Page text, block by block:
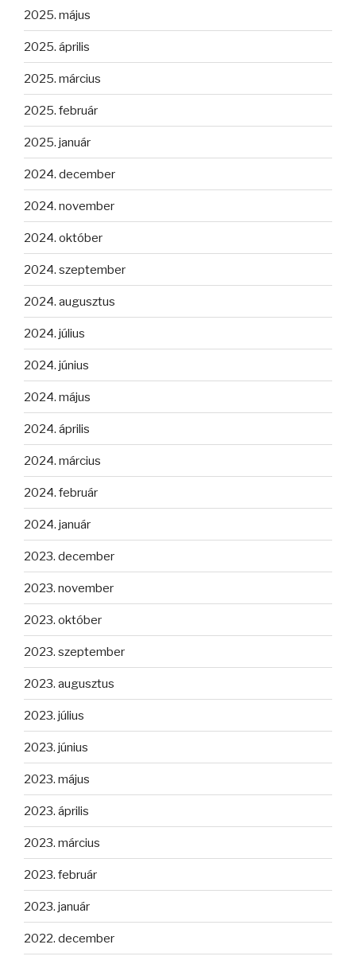
2025. május
2025. április
2025. március
2025. február
2025. január
2024. december
2024. november
2024. október
2024. szeptember
2024. augusztus
2024. július
2024. június
2024. május
2024. április
2024. március
2024. február
2024. január
2023. december
2023. november
2023. október
2023. szeptember
2023. augusztus
2023. július
2023. június
2023. május
2023. április
2023. március
2023. február
2023. január
2022. december